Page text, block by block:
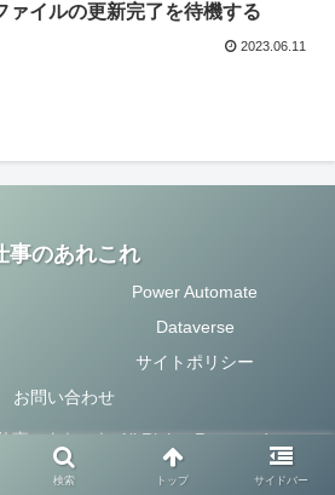
イルの更新完了を待機する
2023.06.11
事のあれこれ
Power Automate
Dataverse
サイトポリシー
お問い合わせ
事のあれこれ All Rights Reserved.
検索 トップ サイドバー